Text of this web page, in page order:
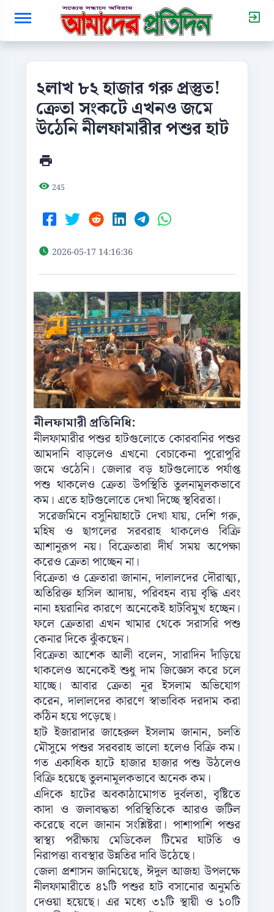
২লাখ ৮২ হাজার গরু প্রস্তুত!
ক্রেতা সংকটে এখনও জমে
উঠেনি নীলফামারীর পশুর হাট
245
2026-05-17 14:16:36
নীলফামারী প্রতিনিধি:
নীলফামারীর পশুর হাটগুলোতে কোরবানির পশুর
আমদানি বাড়লেও এখনো বেচাকেনা পুরোপুরি
জমে ওঠেনি। জেলার বড় হাটগুলোতে পর্যাপ্ত
পশু থাকলেও ক্রেতা উপস্থিতি তুলনামূলকভাবে
কম। এতে হাটগুলোতে দেখা দিচ্ছে স্থবিরতা।
সরেজমিনে বসুনিয়াহাটে দেখা যায়, দেশি গরু,
মহিষ ও ছাগলের সরবরাহ থাকলেও বিক্রি
আশানুরূপ নয়। বিক্রেতারা দীর্ঘ সময় অপেক্ষা
করেও ক্রেতা পাচ্ছেন না।
বিক্রেতা ও ক্রেতারা জানান, দালালদের দৌরাত্ম্য,
অতিরিক্ত হাসিল আদায়, পরিবহন ব্যয় বৃদ্ধি এবং
নানা হয়রানির কারণে অনেকেই হাটবিমুখ হচ্ছেন।
ফলে ক্রেতারা এখন খামার থেকে সরাসরি পশু
কেনার দিকে ঝুঁকছেন।
বিক্রেতা আশেক আলী বলেন, সারাদিন দাঁড়িয়ে
থাকলেও অনেকেই শুধু দাম জিজ্ঞেস করে চলে
যাচ্ছে। আবার ক্রেতা নূর ইসলাম অভিযোগ
করেন, দালালদের কারণে স্বাভাবিক দরদাম করা
কঠিন হয়ে পড়েছে।
হাট ইজারাদার জাহেরুল ইসলাম জানান, চলতি
মৌসুমে পশুর সরবরাহ ভালো হলেও বিক্রি কম।
গত একাধিক হাটে হাজার হাজার পশু উঠলেও
বিক্রি হয়েছে তুলনামূলকভাবে অনেক কম।
এদিকে হাটের অবকাঠামোগত দুর্বলতা, বৃষ্টিতে
কাদা ও জলাবদ্ধতা পরিস্থিতিকে আরও জটিল
করেছে বলে জানান সংশ্লিষ্টরা। পাশাপাশি পশুর
স্বাস্থ্য পরীক্ষায় মেডিকেল টিমের ঘাটতি ও
নিরাপত্তা ব্যবস্থার উন্নতির দাবি উঠেছে।
জেলা প্রশাসন জানিয়েছে, ঈদুল আজহা উপলক্ষে
নীলফামারীতে ৪১টি পশুর হাট বসানোর অনুমতি
দেওয়া হয়েছে। এর মধ্যে ৩১টি স্থায়ী ও ১০টি